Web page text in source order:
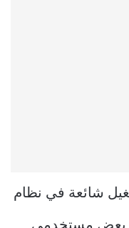
شائعة في نظام